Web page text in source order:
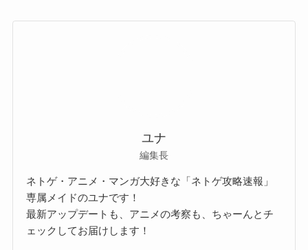
ユナ
編集長
ネトゲ・アニメ・マンガ大好きな「ネトゲ攻略速報」
専属メイドのユナです！
最新アップデートも、アニメの考察も、ちゃーんとチ
ェックしてお届けします！